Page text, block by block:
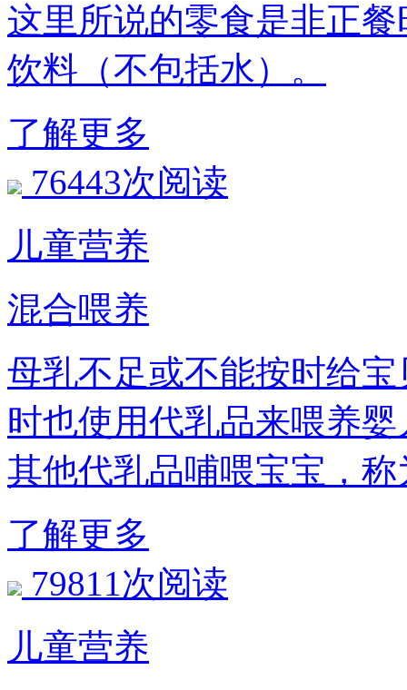
这里所说的零食是非正
饮料（不包括水）。
了解更多
76443次阅读
儿童营养
混合喂养
母乳不足或不能按时给宝
时也使用代乳品来喂养婴
其他代乳品哺喂宝宝，
了解更多
79811次阅读
儿童营养